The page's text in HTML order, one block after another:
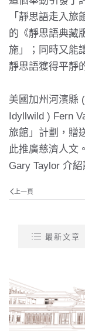
「靜思語走入
的《靜思語典藏
施」；同時又能
靜思語獲得平靜
美國加州河濱縣
Idyllwild ) Fern
旅館」計劃，贈
此推廣慈濟人文
Gary Taylor 介紹
上一頁
最新文章